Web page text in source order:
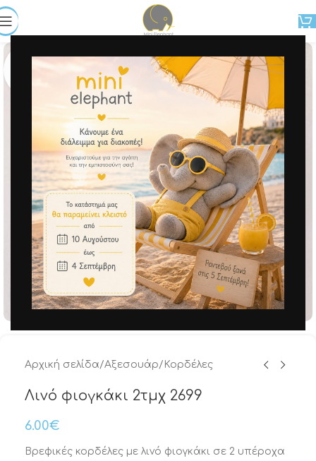
Μεγέθυνση
Αρχική σελίδα/Αξεσουάρ/ Κορδέλες
Λινό φιογκάκι 2τμχ 2699
6.00€
Βρεφικές κορδέλες με λινό φιογκάκι σε 2 υπέροχα